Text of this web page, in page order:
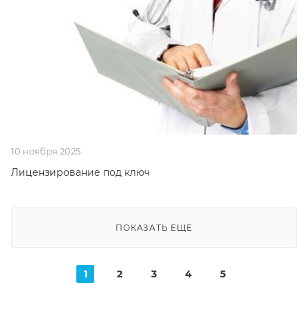
10 ноября 2025
Лицензирование под ключ
ПОКАЗАТЬ ЕЩЕ
1 2 3 4 5